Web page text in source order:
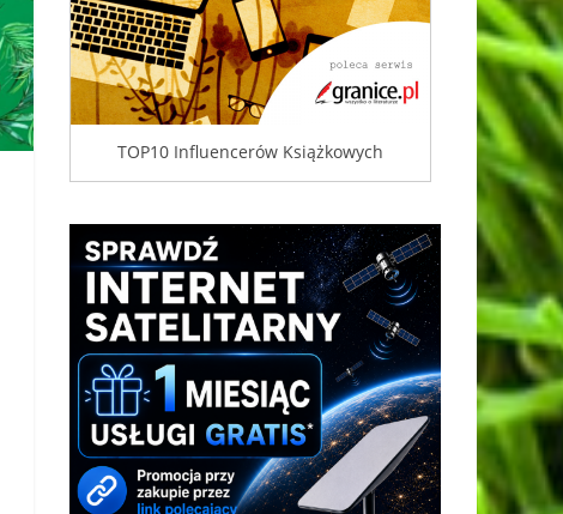
TOP10 Influencerów Książkowych